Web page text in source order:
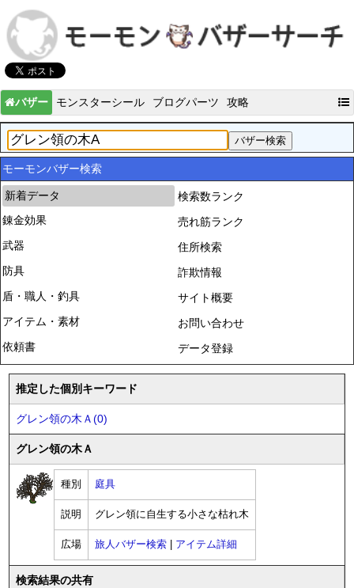
バザー モンスターシール ブログパーツ 攻略
モーモンバザー検索
新着データ
錬金効果
武器
防具
盾・職人・釣具
アイテム・素材
依頼書
検索数ランク
売れ筋ランク
住所検索
詐欺情報
サイト概要
お問い合わせ
データ登録
推定した個別キーワード
グレン領の木Ａ(0)
グレン領の木Ａ
種別 庭具
説明 グレン領に自生する小さな枯れ木
広場 旅人バザー検索 アイテム詳細
検索結果の共有